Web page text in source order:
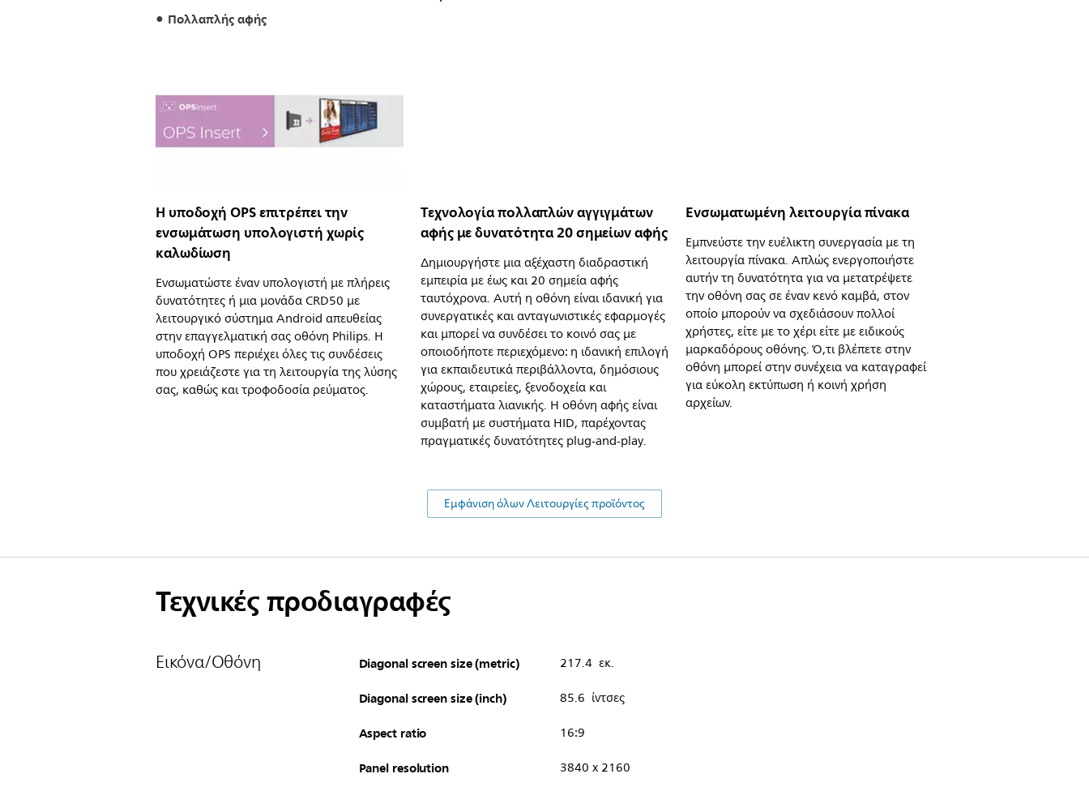
Πολλαπλής αφής
Η υποδοχή OPS επιτρέπει την
ενσωμάτωση υπολογιστή χωρίς
καλωδίωση
Ενσωματώστε έναν υπολογιστή με πλήρεις
δυνατότητες ή μια μονάδα CRD50 με
λειτουργικό σύστημα Android απευθείας
στην επαγγελματική σας οθόνη Philips. Η
υποδοχή OPS περιέχει όλες τις συνδέσεις
που χρειάζεστε για τη λειτουργία της λύσης
σας, καθώς και τροφοδοσία ρεύματος.
Τεχνολογία πολλαπλών αγγιγμάτων
αφής με δυνατότητα 20 σημείων αφής
Δημιουργήστε μια αξέχαστη διαδραστική
εμπειρία με έως και 20 σημεία αφής
ταυτόχρονα. Αυτή η οθόνη είναι ιδανική για
συνεργατικές και ανταγωνιστικές εφαρμογές
και μπορεί να συνδέσει το κοινό σας με
οποιοδήποτε περιεχόμενο: η ιδανική επιλογή
για εκπαιδευτικά περιβάλλοντα, δημόσιους
χώρους, εταιρείες, ξενοδοχεία και
καταστήματα λιανικής. Η οθόνη αφής είναι
συμβατή με συστήματα HID, παρέχοντας
πραγματικές δυνατότητες plug-and-play.
Ενσωματωμένη λειτουργία πίνακα
Εμπνεύστε την ευέλικτη συνεργασία με τη
λειτουργία πίνακα. Απλώς ενεργοποιήστε
αυτήν τη δυνατότητα για να μετατρέψετε
την οθόνη σας σε έναν κενό καμβά, στον
οποίο μπορούν να σχεδιάσουν πολλοί
χρήστες, είτε με το χέρι είτε με ειδικούς
μαρκαδόρους οθόνης. Ό,τι βλέπετε στην
οθόνη μπορεί στην συνέχεια να καταγραφεί
για εύκολη εκτύπωση ή κοινή χρήση
αρχείων.
Εμφάνιση όλων Λειτουργίες προϊόντος
Τεχνικές προδιαγραφές
Εικόνα/Οθόνη Diagonal screen size (metric) 217.4 εκ.
Diagonal screen size (inch) 85.6 ίντσες
Aspect ratio 16:9
Panel resolution 3840 x 2160